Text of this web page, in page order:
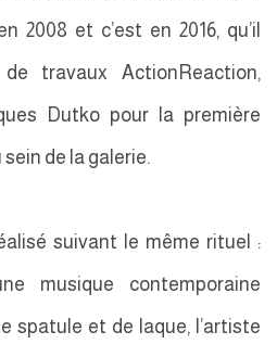
2008 et c’est en 2016, qu’il
travaux ActionReaction,
Dutko pour la première
de la galerie.
suivant le même rituel :
musique contemporaine
spatule et de laque, l’artiste